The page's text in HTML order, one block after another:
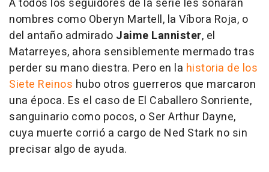
A todos los seguidores de la serie les sonarán
nombres como Oberyn Martell, la Víbora Roja, o
del antaño admirado Jaime Lannister, el
Matarreyes, ahora sensiblemente mermado tras
perder su mano diestra. Pero en la historia de los
Siete Reinos hubo otros guerreros que marcaron
una época. Es el caso de El Caballero Sonriente,
sanguinario como pocos, o Ser Arthur Dayne,
cuya muerte corrió a cargo de Ned Stark no sin
precisar algo de ayuda.